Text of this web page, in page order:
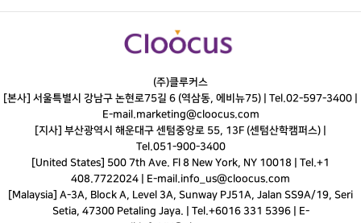
(주)클루커스
[본사] 서울특별시 강남구 논현로75길 6 (역삼동, 에비뉴75) | Tel.02-597-3400
E-mail.marketing@cloocus.com
[지사] 부산광역시 해운대구 센텀중앙로 55, 13F (센텀산학캠퍼스) |
Tel.051-900-3400
[United States] 500 7th Ave. Fl 8 New York, NY 10018 | Tel.+1
408.7722024 | E-mail.info_us@cloocus.com
[Malaysia] A-3A, Block A, Level 3A, Sunway PJ51A, Jalan SS9A/19, Seri
Setia, 47300 Petaling Jaya. | Tel.+6016 331 5396 | E-